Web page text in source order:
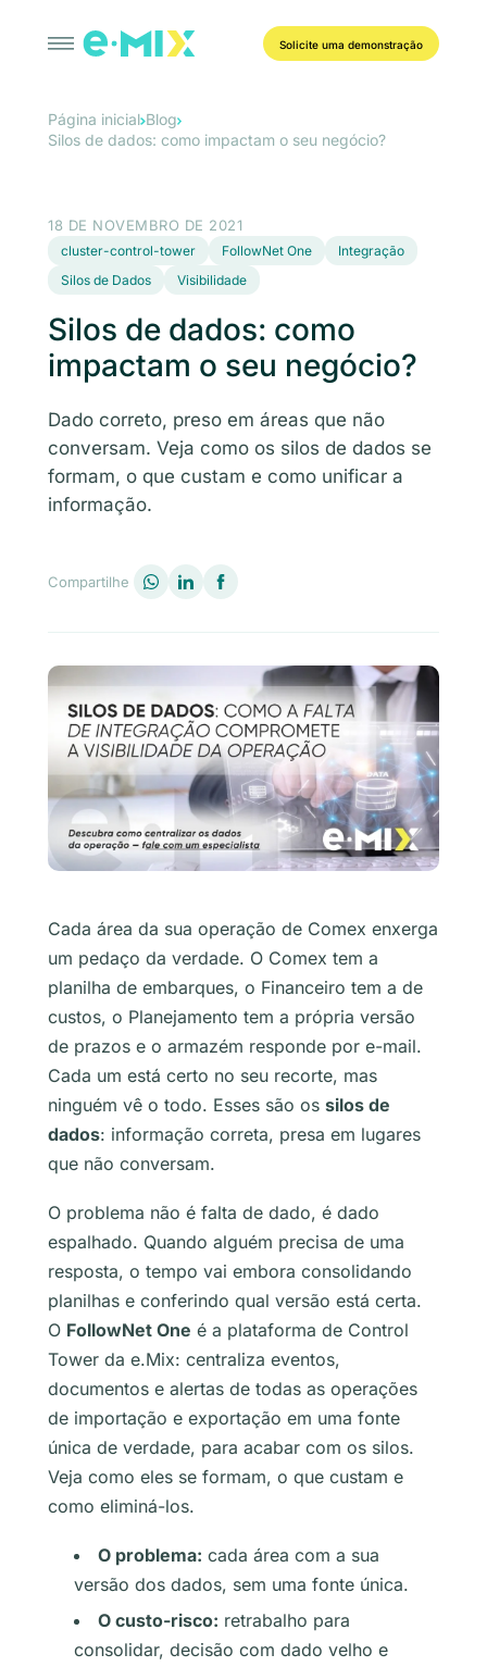
Solicite uma demonstração
Página inicial Blog
Silos de dados: como impactam o seu negócio?
18 DE NOVEMBRO DE 2021
cluster-control-tower FollowNet One
Integração
Silos de Dados
Visibilidade
Silos de dados: como
impactam o seu negócio?
Dado correto, preso em áreas que não
conversam. Veja como os silos de dados se
formam, o que custam e como unificar a
informação.
Compartilhe
Cada área da sua operação de Comex enxerga
um pedaço da verdade. O Comex tem a
planilha de embarques, o Financeiro tem a de
custos, o Planejamento tem a própria versão
de prazos e o armazém responde por e-mail.
Cada um está certo no seu recorte, mas
ninguém vê o todo. Esses são os silos de
dados: informação correta, presa em lugares
que não conversam.
O problema não é falta de dado, é dado
espalhado. Quando alguém precisa de uma
resposta, o tempo vai embora consolidando
planilhas e conferindo qual versão está certa.
O FollowNet One é a plataforma de Control
Tower da e.Mix: centraliza eventos,
documentos e alertas de todas as operações
de importação e exportação em uma fonte
única de verdade, para acabar com os silos.
Veja como eles se formam, o que custam e
como eliminá-los.
O problema: cada área com a sua
versão dos dados, sem uma fonte única.
O custo-risco: retrabalho para
consolidar, decisão com dado velho e